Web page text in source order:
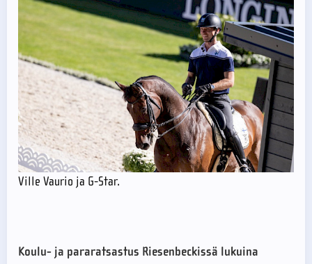
Ville Vaurio ja G-Star.
Koulu- ja pararatsastus Riesenbeckissä lukuina